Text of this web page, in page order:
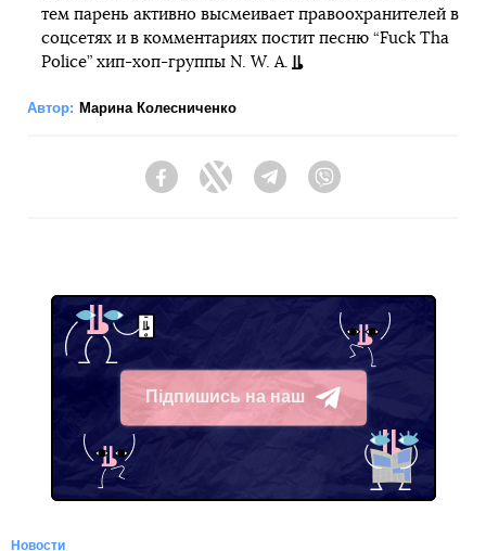
тем парень активно высмеивает правоохранителей в
соцсетях и в комментариях постит песню “Fuck Tha
Police” хип-хоп-группы N. W. A.
Автор: Марина Колесниченко
FacebookTwitter Telegram
Підпишись на наш
Telegram
Новости